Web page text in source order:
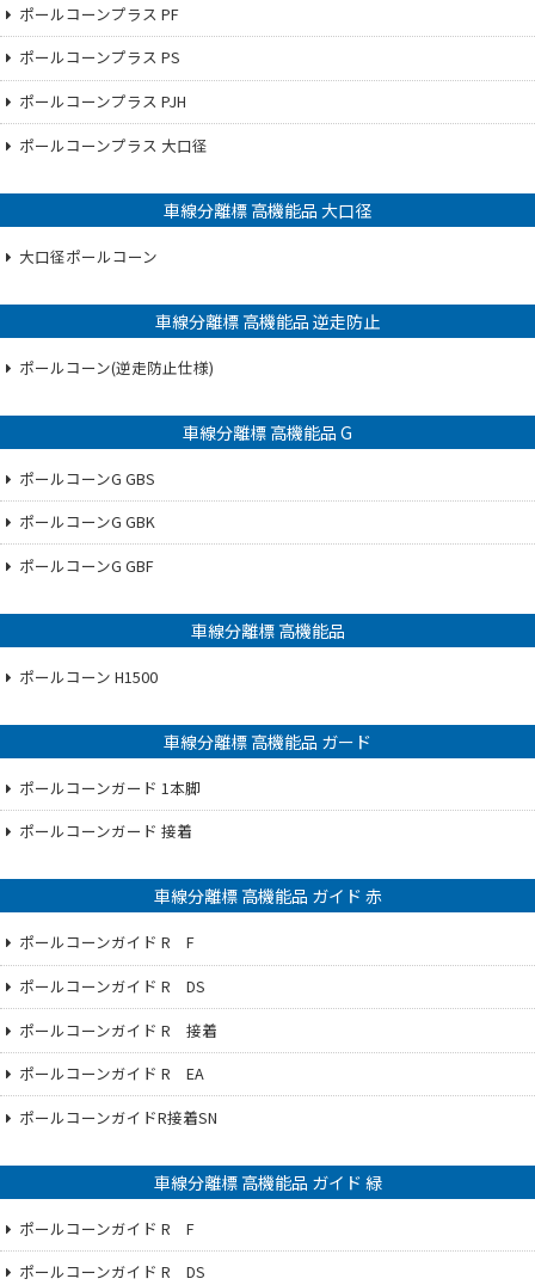
ポールコーンプラス PF
ポールコーンプラス PS
ポールコーンプラス PJH
ポールコーンプラス 大口径
車線分離標 高機能品 大口径
大口径ポールコーン
車線分離標 高機能品 逆走防止
ポールコーン(逆走防止仕様)
車線分離標 高機能品 G
ポールコーンG GBS
ポールコーンG GBK
ポールコーンG GBF
車線分離標 高機能品
ポールコーン H1500
車線分離標 高機能品 ガード
ポールコーンガード 1本脚
ポールコーンガード 接着
車線分離標 高機能品 ガイド 赤
ポールコーンガイド R F
ポールコーンガイド R DS
ポールコーンガイド R 接着
ポールコーンガイド R EA
ポールコーンガイドR接着SN
車線分離標 高機能品 ガイド 緑
ポールコーンガイド R F
ポールコーンガイド R DS